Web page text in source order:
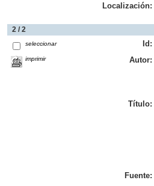
Localización:
2 / 2
seleccionar
imprimir
Id:
Autor:
Título:
Fuente: